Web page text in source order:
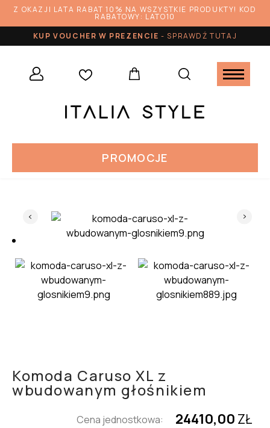
Z OKAZJI LATA RABAT 10% NA WSZYSTKIE PRODUKTY! KOD
RABATOWY: LATO10
KUP VOUCHER W PREZENCIE-SPRAWDŹ TUTAJ
PROMOCJE
Komoda Caruso XL z
wbudowanym głośnikiem
Cena jednostkowa: 24410,00 ZŁ